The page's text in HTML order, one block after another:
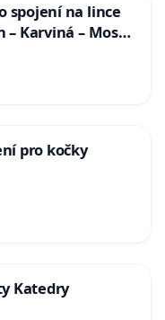
spojení na lince
– Karviná – Mosty
pro kočky
Katedry